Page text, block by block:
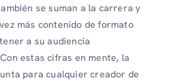
se suman a la carrera y
más contenido de formato
a su audiencia
estas cifras en mente, la
para cualquier creador de